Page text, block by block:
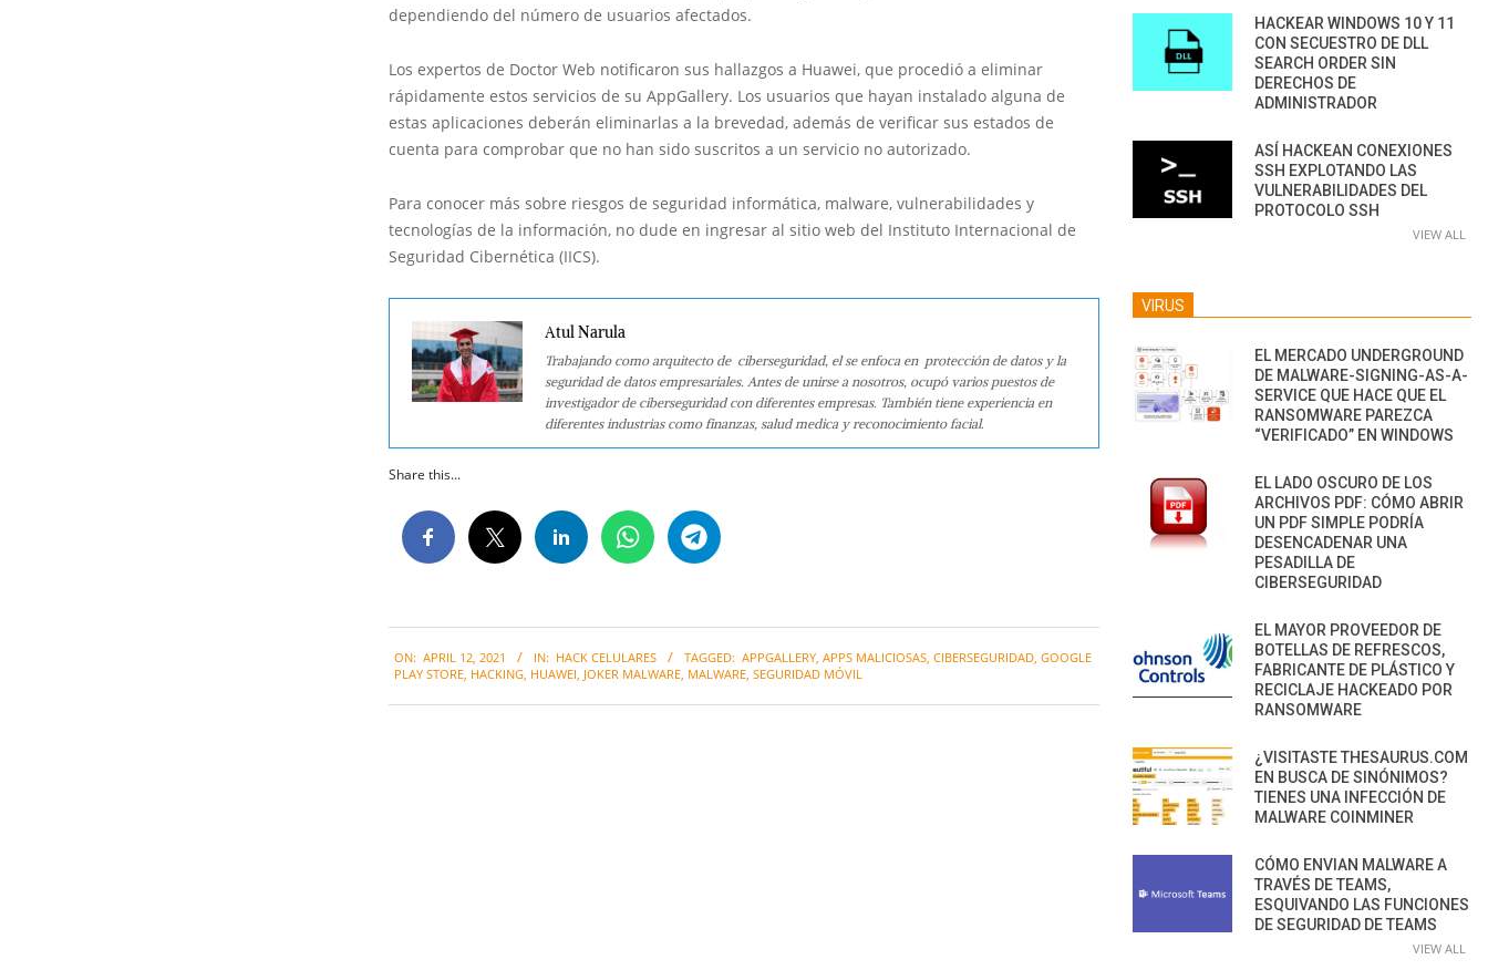
dependiendo del número de usuarios afectados.
Los expertos de Doctor Web notificaron sus hallazgos a Huawei, que procedió a eliminar
rápidamente estos servicios de su AppGallery. Los usuarios que hayan instalado alguna de
estas aplicaciones deberán eliminarlas a la brevedad, además de verificar sus estados de
cuenta para comprobar que no han sido suscritos a un servicio no autorizado.
Para conocer más sobre riesgos de seguridad informática, malware, vulnerabilidades y
tecnologías de la información, no dude en ingresar al sitio web del Instituto Internacional de
Seguridad Cibernética (IICS).
Atul Narula
Trabajando como arquitecto de ciberseguridad, el se enfoca en protección de datos y la
seguridad de datos empresariales. Antes de unirse a nosotros, ocupó varios puestos de
investigador de ciberseguridad con diferentes empresas. También tiene experiencia en
diferentes industrias como finanzas, salud medica y reconocimiento facial.
Share this...
04-
ON: APRIL 12, 2021 IN: HACK CELULARES TAGGED: APPGALLERY, APPS MALICIOSAS, CIBERSEGURIDAD, GOOGLE
PLAY STORE, HACKING, HUAWEI, JOKER MALWARE, MALWARE, SEGURIDAD MÓVIL
HACKEAR WINDOWS 10 Y 11
CON SECUESTRO DE DLL
SEARCH ORDER SIN
DERECHOS DE
ADMINISTRADOR
ASÍ HACKEAN CONEXIONES
SSH EXPLOTANDO LAS
VULNERABILIDADES DEL
PROTOCOLO SSH
VIEW ALL
VIRUS
EL MERCADO UNDERGROUND
DE MALWARE-SIGNING-AS-A-
SERVICE QUE HACE QUE EL
RANSOMWARE PAREZCA
“VERIFICADO” EN WINDOWS
EL LADO OSCURO DE LOS
ARCHIVOS PDF: CÓMO ABRIR
UN PDF SIMPLE PODRÍA
DESENCADENAR UNA
PESADILLA DE
CIBERSEGURIDAD
EL MAYOR PROVEEDOR DE
BOTELLAS DE REFRESCOS,
FABRICANTE DE PLÁSTICO Y
RECICLAJE HACKEADO POR
RANSOMWARE
¿VISITASTE THESAURUS.COM
EN BUSCA DE SINÓNIMOS?
TIENES UNA INFECCIÓN DE
MALWARE COINMINER
CÓMO ENVIAN MALWARE A
TRAVÉS DE TEAMS,
ESQUIVANDO LAS FUNCIONES
DE SEGURIDAD DE TEAMS
VIEW ALL